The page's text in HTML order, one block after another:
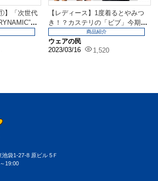
】「次世代
っ
【レディース】1度着るとやみつ
き！？カステリの「ビブ」今期は
こちらをピックアップ...
ウェアの民
2023/03/16
1,520
商品紹介
袋1-27-8 原ビル 5Ｆ
19:00